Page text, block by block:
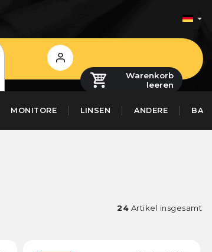
Login
Warenkorb
leeren
MONITORE LINSEN ANDERE
24 Artikel insgesamt